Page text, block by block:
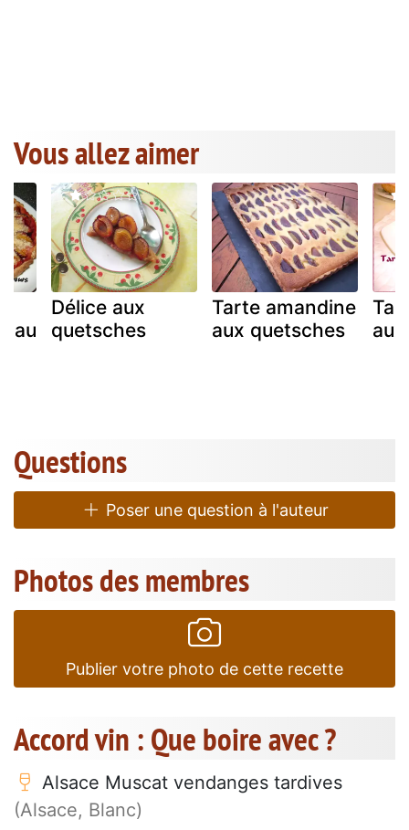
Vous allez aimer
au
Délice aux
quetsches
Tarte amandine
aux quetsches
Questions
Poser une question à l'auteur
Photos des membres
Publier votre photo de cette recette
Accord vin : Que boire avec ?
Alsace Muscat vendanges tardives
(Alsace, Blanc)